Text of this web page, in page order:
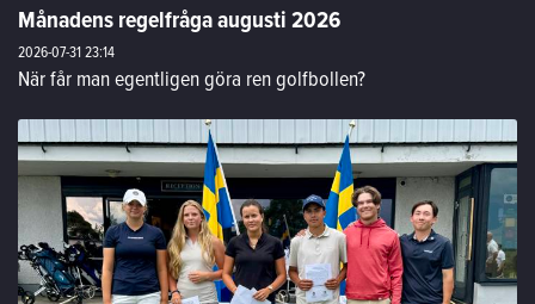
Månadens regelfråga augusti 2026
2026-07-3123:14
När får man egentligen göra ren golfbollen?